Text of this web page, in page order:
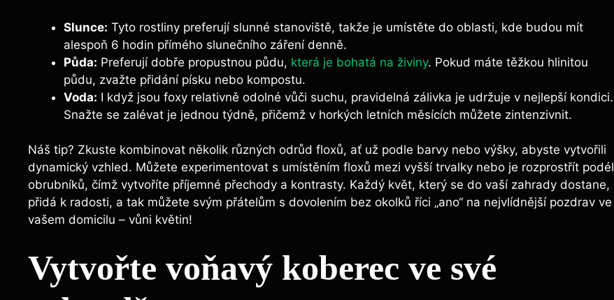
Slunce: Tyto rostliny preferují slunné stanoviště, takže je umístěte do oblasti, kde budou mít
alespoň 6 hodin přímého slunečního záření denně.
Půda: Preferují dobře propustnou půdu, která je bohatá na živiny. Pokud máte těžkou hlinitou
půdu, zvažte přidání písku nebo kompostu.
Voda: I když jsou foxy relativně odolné vůči suchu, pravidelná zálivka je udržuje v nejlepší kondici.
Snažte se zalévat je jednou týdně, přičemž v horkých letních měsících můžete zintenzivnit.
Náš tip? Zkuste kombinovat několik různých odrůd floxů, ať už podle barvy nebo výšky, abyste vytvořili
dynamický vzhled. Můžete experimentovat s umístěním floxů mezi vyšší trvalky nebo je rozprostřít podél
obrubníků, čímž vytvoříte příjemné přechody a kontrasty. Každý květ, který se do vaší zahrady dostane,
přidá k radosti, a tak můžete svým přátelům s dovolením bez okolků říci „ano“ na nejvlídnější pozdrav ve
vašem domicilu – vůni květin!
Vytvořte voňavý koberec ve své